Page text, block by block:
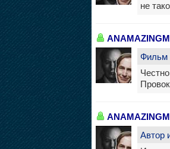
не
Фильм
Автор